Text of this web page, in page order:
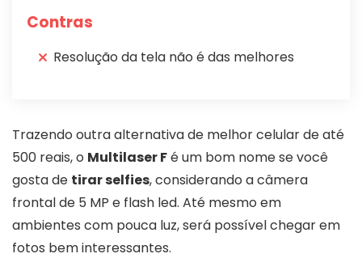
Contras
Resolução da tela não é das melhores
Trazendo outra alternativa de melhor celular de até
500 reais, o Multilaser Fé um bom nome se você
gosta de tirar selfies, considerando a câmera
frontal de 5 MP e flash led. Até mesmo em
ambientes com pouca luz, será possível chegar em
fotos bem interessantes.